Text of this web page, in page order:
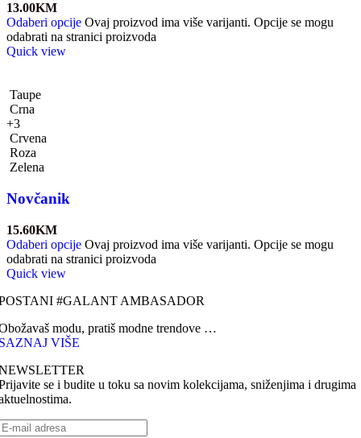
13.00KM
Odaberi opcije Ovaj proizvod ima više varijanti. Opcije se mogu
odabrati na stranici proizvoda
Quick view
Taupe
Crna
+3
Crvena
Roza
Zelena
Novčanik
15.60KM
Odaberi opcije Ovaj proizvod ima više varijanti. Opcije se mogu
odabrati na stranici proizvoda
Quick view
#GALANT AMBASADOR
modu, pratiš modne trendove …
VIŠE
se i budite u toku sa novim kolekcijama, sniženjima i drugima